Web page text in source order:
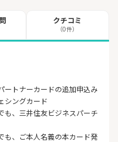
クチコミ
（0件）
ートナーカードの追加申込み
シングカード
、三井住友ビジネスパーチ
、ご本人名義の本カード発